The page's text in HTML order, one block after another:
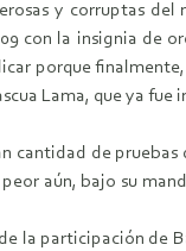
y corruptas
con la insignia de
porque
Lama, que ya fue
cantidad de
aún, bajo su
la participación de